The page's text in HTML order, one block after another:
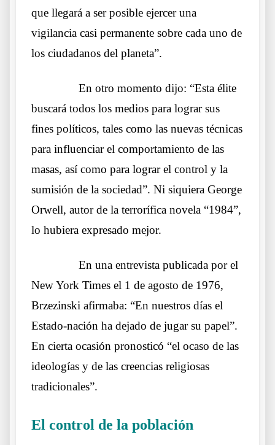
que llegará a ser posible ejercer una
vigilancia casi permanente sobre cada uno de
los ciudadanos del planeta”.
En otro momento dijo: “Esta élite
buscará todos los medios para lograr sus
fines políticos, tales como las nuevas técnicas
para influenciar el comportamiento de las
masas, así como para lograr el control y la
sumisión de la sociedad”. Ni siquiera George
Orwell, autor de la terrorífica novela “1984”,
lo hubiera expresado mejor.
En una entrevista publicada por el
New York Times el 1 de agosto de 1976,
Brzezinski afirmaba: “En nuestros días el
Estado-nación ha dejado de jugar su papel”.
En cierta ocasión pronosticó “el ocaso de las
ideologías y de las creencias religiosas
tradicionales”.
El control de la población